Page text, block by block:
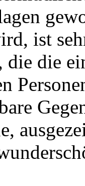
ist
die die